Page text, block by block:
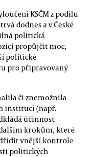
KSČM z podílu
dodnes a v České
politická
propůjčit moc,
politické
pro připravovaný
či znemožnila
institucí (např.
účinnost
krokům, které
vnější kontrole
politických